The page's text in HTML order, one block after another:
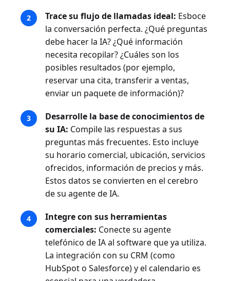
Trace su flujo de llamadas ideal: Esboce
la conversación perfecta. ¿Qué preguntas
debe hacer la IA? ¿Qué información
necesita recopilar? ¿Cuáles son los
posibles resultados (por ejemplo,
reservar una cita, transferir a ventas,
enviar un paquete de información)?
Desarrolle la base de conocimientos de
su IA: Compile las respuestas a sus
preguntas más frecuentes. Esto incluye
su horario comercial, ubicación, servicios
ofrecidos, información de precios y más.
Estos datos se convierten en el cerebro
de su agente de IA.
Integre con sus herramientas
comerciales: Conecte su agente
telefónico de IA al software que ya utiliza.
La integración con su CRM (como
HubSpot o Salesforce) y el calendario es